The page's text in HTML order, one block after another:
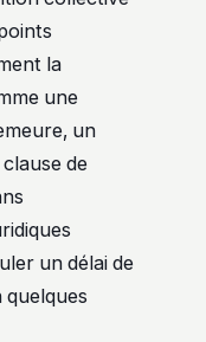
la
une
un
de
un délai de